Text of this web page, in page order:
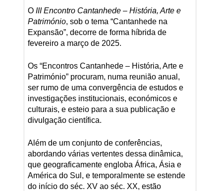
O III Encontro Cantanhede – História, Arte e
Património, sob o tema “Cantanhede na
Expansão”, decorre de forma híbrida de
fevereiro a março de 2025.
Os “Encontros Cantanhede – História, Arte e
Património” procuram, numa reunião anual,
ser rumo de uma convergência de estudos e
investigações institucionais, económicos e
culturais, e esteio para a sua publicação e
divulgação científica.
Além de um conjunto de conferências,
abordando várias vertentes dessa dinâmica,
que geograficamente engloba África, Ásia e
América do Sul, e temporalmente se estende
do início do séc. XV ao séc. XX, estão